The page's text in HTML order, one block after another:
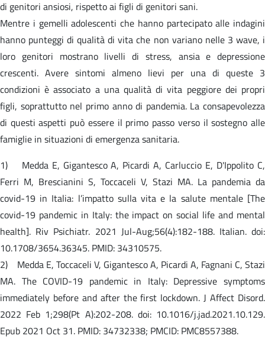
di genitori ansiosi, rispetto ai figli di genitori sani.
Mentre i gemelli adolescenti che hanno partecipato alle indagini
hanno punteggi di qualità di vita che non variano nelle 3 wave, i
loro genitori mostrano livelli di stress, ansia e depressione
crescenti. Avere sintomi almeno lievi per una di queste 3
condizioni è associato a una qualità di vita peggiore dei propri
figli, soprattutto nel primo anno di pandemia. La consapevolezza
di questi aspetti può essere il primo passo verso il sostegno alle
famiglie in situazioni di emergenza sanitaria.
1) Medda E, Gigantesco A, Picardi A, Carluccio E, D'Ippolito C,
Ferri M, Brescianini S, Toccaceli V, Stazi MA. La pandemia da
covid-19 in Italia: l’impatto sulla vita e la salute mentale [The
covid-19 pandemic in Italy: the impact on social life and mental
health]. Riv Psichiatr. 2021 Jul-Aug;56(4):182-188. Italian. doi:
10.1708/3654.36345. PMID: 34310575.
2) Medda E, Toccaceli V, Gigantesco A, Picardi A, Fagnani C, Stazi
MA. The COVID-19 pandemic in Italy: Depressive symptoms
immediately before and after the first lockdown. J Affect Disord.
2022 Feb 1;298(Pt A):202-208. doi: 10.1016/j.jad.2021.10.129.
Epub 2021 Oct 31. PMID: 34732338; PMCID: PMC8557388.